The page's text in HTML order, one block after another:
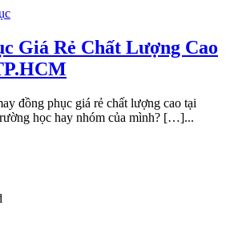
Giá Rẻ Chất Lượng Cao
đồng phục giá rẻ chất lượng cao tại
học hay nhóm của mình? […]...